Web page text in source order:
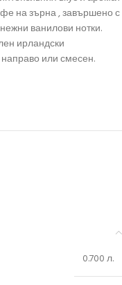
на зърна , завършено с
ванилови нотки.
ирландски
или смесен.
0.700 л.